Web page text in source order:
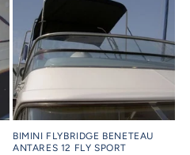
BIMINI FLYBRIDGE BENETEAU
ANTARES 12 FLY SPORT